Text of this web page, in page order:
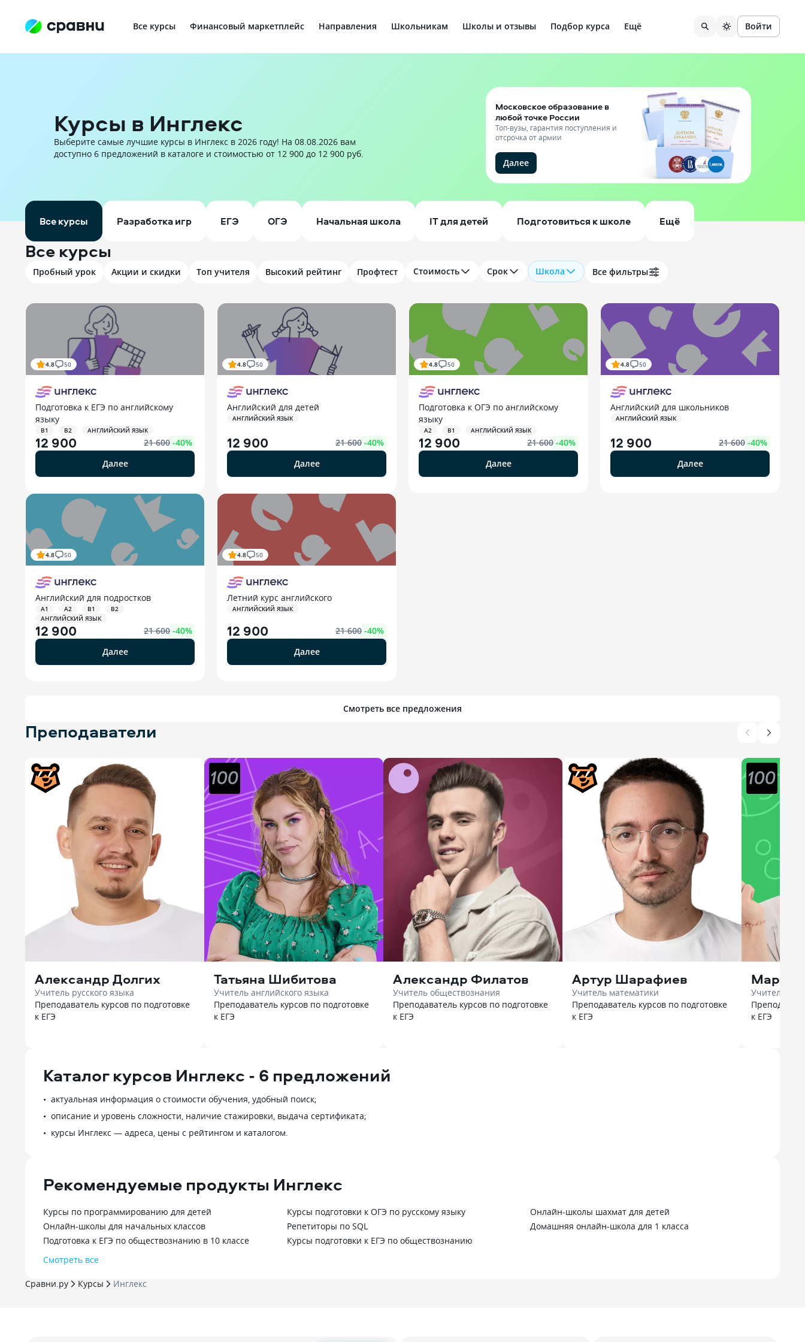
Все курсы Финансовый маркетплейс Направления Школьникам Школы и отзывы Подбор курса Ещё Войти
Курсы в Инглекс
Выберите самые лучшие курсы в Инглекс в 2026 году! На 08.08.2026 вам
доступно 6 предложений в каталоге и стоимостью от 12 900 до 12 900 руб.
Московское образование в
любой точке России
Топ-вузы, гарантия поступления и
отсрочка от армии
Далее
Все курсы Разработка игр ЕГЭ ОГЭ Начальная школа IT для детей Подготовиться к школе Ещё
Все курсы
Пробный урок Акции и скидки Топ учителя Высокий рейтинг Профтест Стоимость Срок Школа Все фильтры
4.8 50
Подготовка к ЕГЭ по английскому
языку
B1 B2 АНГЛИЙСКИЙ ЯЗЫК
12 900 21 600 -40%
Далее
4.8 50
Английский для детей
АНГЛИЙСКИЙ ЯЗЫК
12 900 21 600 -40%
Далее
4.8 50
Подготовка к ОГЭ по английскому
языку
A2 B1 АНГЛИЙСКИЙ ЯЗЫК
12 900 21 600 -40%
Далее
4.8 50
Английский для школьников
АНГЛИЙСКИЙ ЯЗЫК
12 900 21 600 -40%
Далее
4.8 50
Английский для подростков
A1 A2 B1
B2
АНГЛИЙСКИЙ ЯЗЫК
12 900 21 600 -40%
Далее
4.8 50
Летний курс английского
АНГЛИЙСКИЙ ЯЗЫК
12 900 21 600 -40%
Далее
Смотреть все предложения
Преподаватели
Александр Долгих
Учитель русского языка
Преподаватель курсов по подготовке
к ЕГЭ
Татьяна Шибитова
Учитель английского языка
Преподаватель курсов по подготовке
к ЕГЭ
Александр Филатов
Учитель обществознания
Преподаватель курсов по подготовке
к ЕГЭ
Артур Шарафиев
Учитель математики
Преподаватель курсов по подготовке
к ЕГЭ
Марк
Учитель
к ЕГЭ
Каталог курсов Инглекс - 6 предложений
актуальная информация о стоимости обучения, удобный поиск;
описание и уровень сложности, наличие стажировки, выдача сертификата;
курсы Инглекс — адреса, цены с рейтингом и каталогом.
Рекомендуемые продукты Инглекс
Курсы по программированию для детей Курсы подготовки к ОГЭ по русскому языку
Онлайн-школы шахмат для детей
Онлайн-школы для начальных классов
Репетиторы по SQL
Домашняя онлайн-школа для 1 класса
Подготовка к ЕГЭ по обществознанию в 10 классе
Курсы подготовки к ЕГЭ по обществознанию
Смотреть все
Сравни.ру Курсы Инглекс